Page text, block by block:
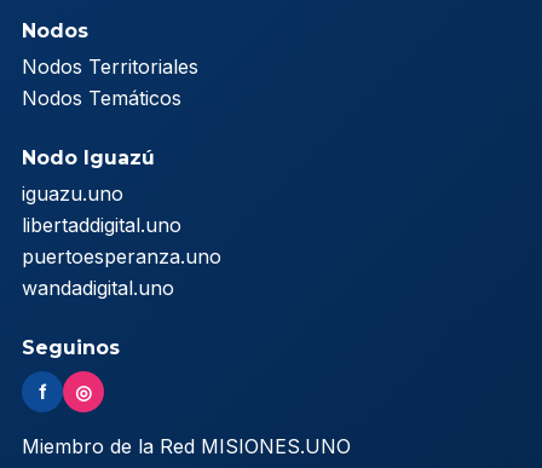
Nodos
Nodos Territoriales
Nodos Temáticos
Nodo Iguazú
iguazu.uno
libertaddigital.uno
puertoesperanza.uno
wandadigital.uno
Seguinos
f ◎
Miembro de la Red MISIONES.UNO